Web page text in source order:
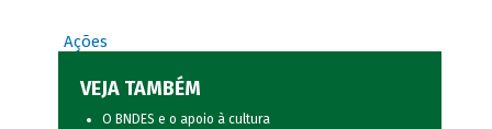
Ações
VEJA TAMBÉM
O BNDES e o apoio à cultura